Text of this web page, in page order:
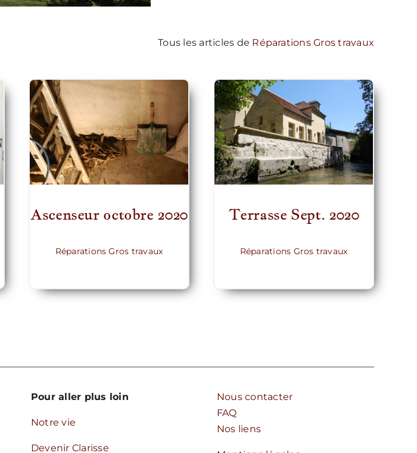
Tous les articles de Réparations Gros travaux
Ascenseur octobre 2020
Réparations Gros travaux
Terrasse Sept. 2020
Réparations Gros travaux
Pour aller plus loin
Notre vie
Devenir Clarisse
Nous contacter
FAQ
Nos liens